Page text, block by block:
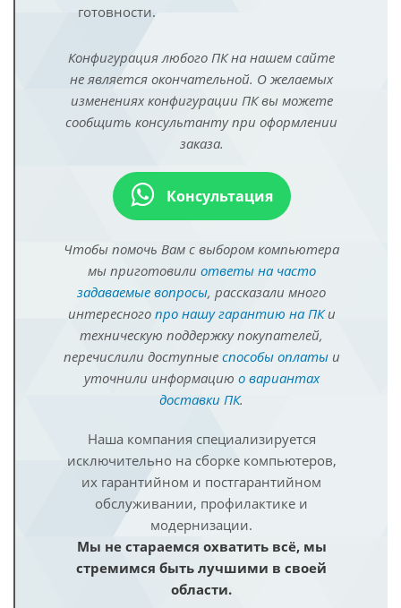
готовности.
Конфигурация любого ПК на нашем сайте
не является окончательной. О желаемых
изменениях конфигурации ПК вы можете
сообщить консультанту при оформлении
заказа.
Консультация
Чтобы помочь Вам с выбором компьютера
мы приготовили ответы на часто
задаваемые вопросы, рассказали много
интересного про нашу гарантию на ПКи
техническую поддержку покупателей,
перечислили доступные способы оплатыи
уточнили информацию о вариантах
доставки ПК.
Наша компания специализируется
исключительно на сборке компьютеров,
их гарантийном и постгарантийном
обслуживании, профилактике и
модернизации.
Мы не стараемся охватить всё, мы
стремимся быть лучшими в своей
области.